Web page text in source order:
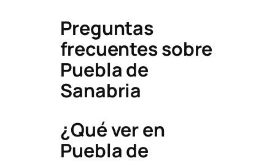
Preguntas
frecuentes sobre
Puebla de
Sanabria
¿Qué ver en
Puebla de